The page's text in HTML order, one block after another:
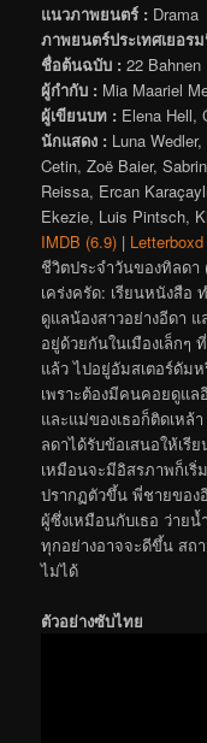
แนวภาพยนตร์ : Drama
ภาพยนตร์ประเทศเยอร
ชื่อต้นฉบับ : 22 Bahnen
ผู้กำกับ : Mia Maariel
ผู้เขียนบท : Elena Hell,
นักแสดง : Luna
Cetin, Zoë Baier,
Reissa, Ercan
Ekezie, Luis Pintsch,
IMDB (6.9) |
ชีวิตประจำวันของทิลดา
เคร่งครัด: เรียนหนังสือ
ดูแลน้องสาวอย่างอีดา
อยู่ด้วยกันในเมืองเล็กๆ
แล้ว ไปอยู่อัมสเตอร์ดัม
เพราะต้องมีคนคอยดูแ
และแม่ของเธอก็ติดเหล้
ลดาได้รับข้อเสนอให้เ
เหมือนจะมีอิสรภาพก็เริ่
ปรากฏตัวขึ้น พี่ชายของ
ผู้ซึ่งเหมือนกับเธอ ว่าย
ทุกอย่างอาจจะดีขึ้น สถ
ไม่ได้
ตัวอย่างซับไทย